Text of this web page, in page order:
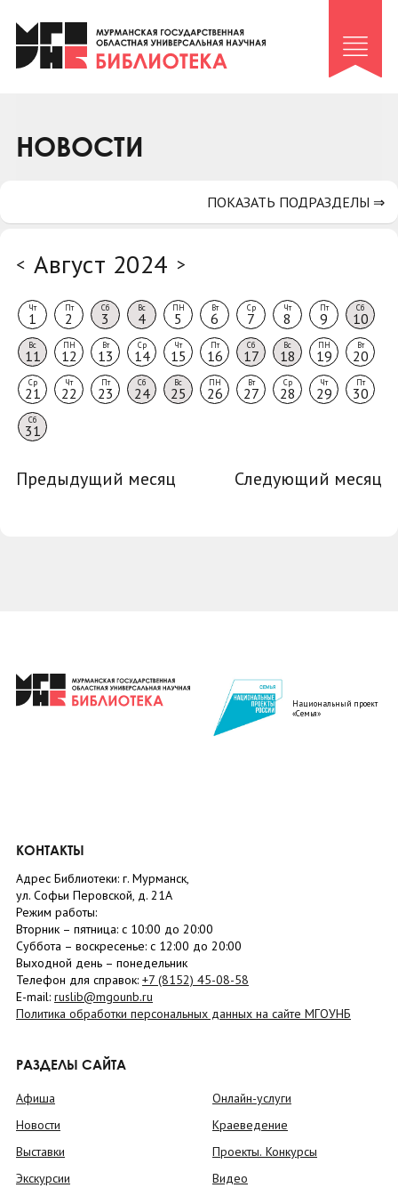
Клуб «Гиря и сельдерей»
Клуб «Семейный архив»
Коллегам
НОВОСТИ
< Август 2024 >
Чт
1
Пт
2
Сб
3
Вс
4
ПН
5
Вт
6
Ср
7
Чт
8
Пт
9
Сб
10
Вс
11
ПН
12
Вт
13
Ср
14
Чт
15
Пт
16
Сб
17
Вс
18
ПН
19
Вт
20
Ср
21
Чт
22
Пт
23
Сб
24
Вс
25
ПН
26
Вт
27
Ср
28
Чт
29
Пт
30
Сб
31
Предыдущий месяц Следующий месяц
ПОКАЗАТЬ ПОДРАЗДЕЛЫ ⇒
Национальный проект
«Семья»
КОНТАКТЫ
Адрес Библиотеки: г. Мурманск,
ул. Софьи Перовской, д. 21А
Режим работы:
Вторник – пятница: с 10:00 до 20:00
Суббота – воскресенье: c 12:00 до 20:00
Выходной день – понедельник
Телефон для справок: +7 (8152) 45-08-58
E-mail: ruslib@mgounb.ru
Политика обработки персональных данных на сайте МГОУНБ
РАЗДЕЛЫ САЙТА
Афиша
Новости
Выставки
Экскурсии
Онлайн-услуги
Краеведение
Проекты. Конкурсы
Видео